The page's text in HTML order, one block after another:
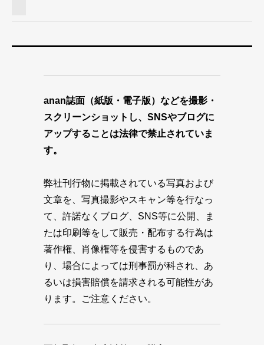
anan誌面（紙版・電子版）などを撮影・
スクリーンショットし、SNSやブログに
アップすることは法律で禁止されていま
す。
弊社刊行物に掲載されている写真および
文章を、写真撮影やスキャン等を行なっ
て、許諾なくブログ、SNS等に公開、ま
たは印刷等をして販売・配布する行為は
著作権、肖像権等を侵害するものであ
り、場合によっては刑事罰が科され、あ
るいは損害賠償を請求される可能性があ
ります。ご注意ください。